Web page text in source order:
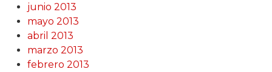
junio 2013
mayo 2013
abril 2013
marzo 2013
febrero 2013